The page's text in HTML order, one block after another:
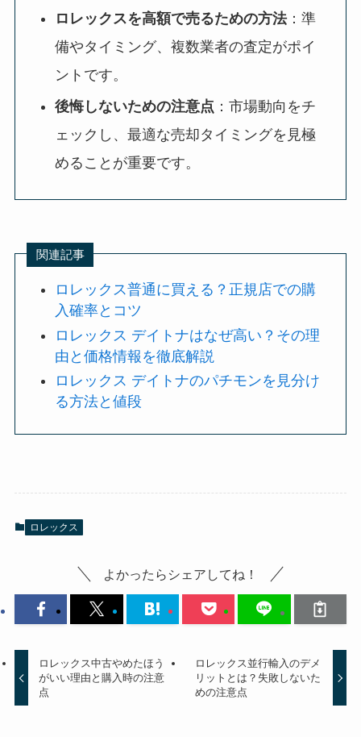
ロレックスを高額で売るための方法：準
備やタイミング、複数業者の査定がポイ
ントです。
後悔しないための注意点 ：市場動向をチ
ェックし、最適な売却タイミングを見極
めることが重要です。
関連記事
ロレックス普通に買える？正規店での購
入確率とコツ
ロレックス デイトナはなぜ高い？その理
由と価格情報を徹底解説
ロレックス デイトナのパチモンを見分け
る方法と値段
ロレックス
よかったらシェアしてね！
ロレックス中古やめたほう
がいい理由と購入時の注意
点
ロレックス並行輸入のデメ
リットとは？失敗しないた
めの注意点